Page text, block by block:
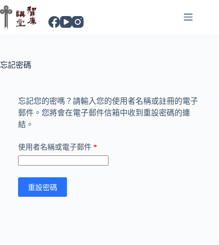
忘記密碼
忘記您的密嗎？請輸入您的使用者名稱或註冊的電子
郵件。您將會在電子郵件信箱中收到重設密碼的連
結。
使用者名稱或電子郵件 *
重設密碼